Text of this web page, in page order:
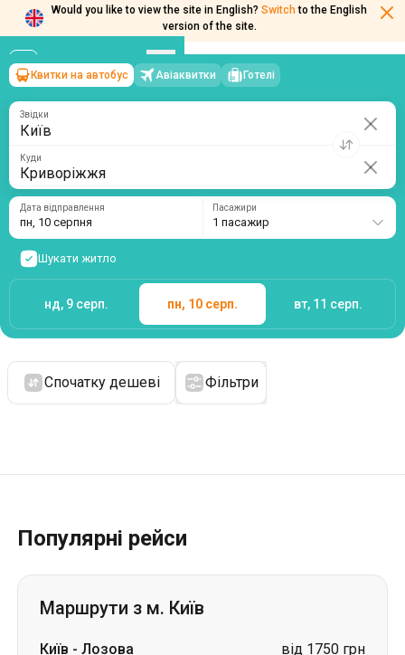
Would you like to view the site in English? Switch to the English
version of the site.
Київ→Криворіжжя
пн, 10 серпня/1 пасажир
Квитки на автобус Авіаквитки Готелі
Звідки
Куди
Дата відправлення
пн, 10 серпня
Пасажири
1 пасажир
Шукати житло
нд, 9 серп. пн, 10 серп. вт, 11 серп.
Спочатку дешеві Фільтри
Популярні рейси
Маршрути з м. Київ
Київ - Лозова
від 1750 грн